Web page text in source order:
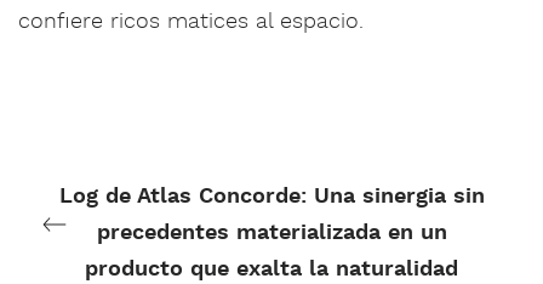
confiere ricos matices al espacio.
Log de Atlas Concorde: Una sinergia sin
precedentes materializada en un
producto que exalta la naturalidad